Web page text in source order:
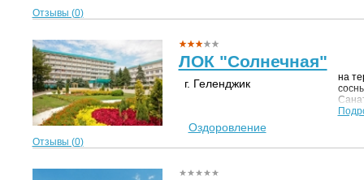
Отзывы (0)
Отзывы (0)
ЛОК "Солнечная"
г. Геленджик
на
Оздоровление